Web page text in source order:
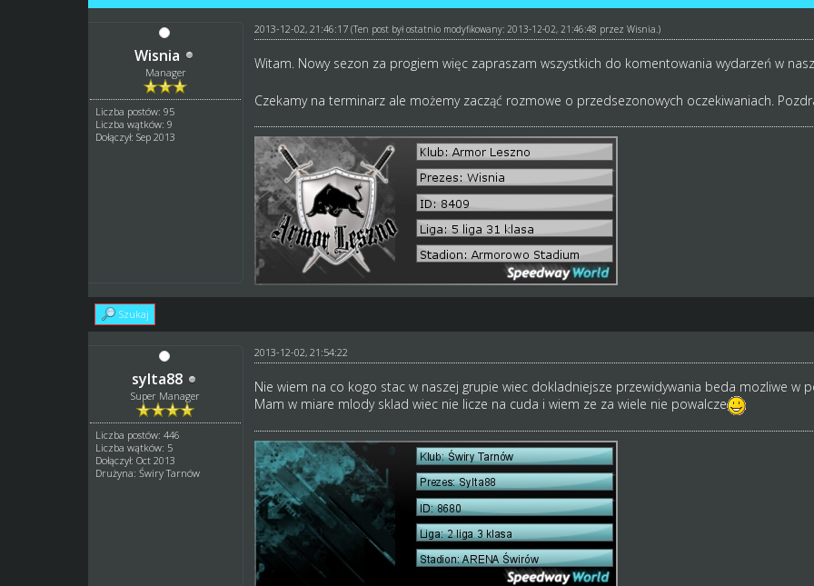
Wisnia
Manager
Liczba postów: 95
Liczba wątków: 9
Dołączył: Sep 2013
2013-12-02, 21:46:17 (Ten post był ostatnio modyfikowany: 2013-12-02, 21:46:48 przez Wisnia .)
Witam. Nowy sezon za progiem więc zapraszam wszystkich do komentowania wydarzeń w
Czekamy na terminarz ale możemy zacząć rozmowe o przedsezonowych oczekiwaniach.
Szukaj
sylta88
Super Manager
Liczba postów: 446
Liczba wątków: 5
Dołączył: Oct 2013
Drużyna: Świry Tarnów
2013-12-02, 21:54:22
Nie wiem na co kogo stac w naszej grupie wiec dokladniejsze przewidywania beda mozliwe w
Mam w miare mlody sklad wiec nie licze na cuda i wiem ze za wiele nie powalcze